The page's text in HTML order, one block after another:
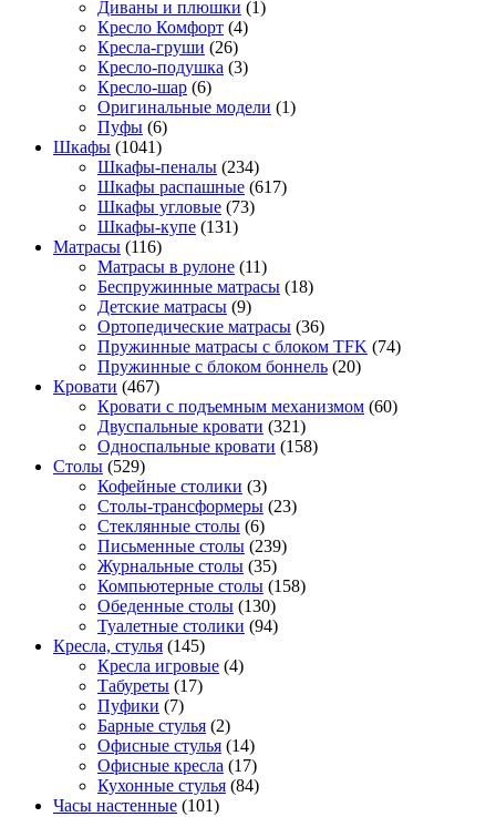
Диваны и плюшки (1)
Кресло Комфорт (4)
Кресла-груши (26)
Кресло-подушка (3)
Кресло-шар (6)
Оригинальные модели (1)
Пуфы (6)
Шкафы (1041)
Шкафы-пеналы (234)
Шкафы распашные (617)
Шкафы угловые (73)
Шкафы-купе (131)
Матрасы (116)
Матрасы в рулоне (11)
Беспружинные матрасы (18)
Детские матрасы (9)
Ортопедические матрасы (36)
Пружинные матрасы с блоком TFK (74)
Пружинные с блоком боннель (20)
Кровати (467)
Кровати с подъемным механизмом (60)
Двуспальные кровати (321)
Односпальные кровати (158)
Столы (529)
Кофейные столики (3)
Столы-трансформеры (23)
Стеклянные столы (6)
Письменные столы (239)
Журнальные столы (35)
Компьютерные столы (158)
Обеденные столы (130)
Туалетные столики (94)
Кресла, стулья (145)
Кресла игровые (4)
Табуреты (17)
Пуфики (7)
Барные стулья (2)
Офисные стулья (14)
Офисные кресла (17)
Кухонные стулья (84)
Часы настенные (101)